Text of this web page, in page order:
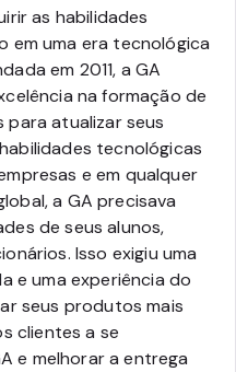
as habilidades
em uma era tecnológica
em 2011, a GA
na formação de
para atualizar seus
tecnológicas
e em qualquer
a GA precisava
de seus alunos,
Isso exigiu uma
e uma experiência do
seus produtos mais
clientes a se
e melhorar a entrega